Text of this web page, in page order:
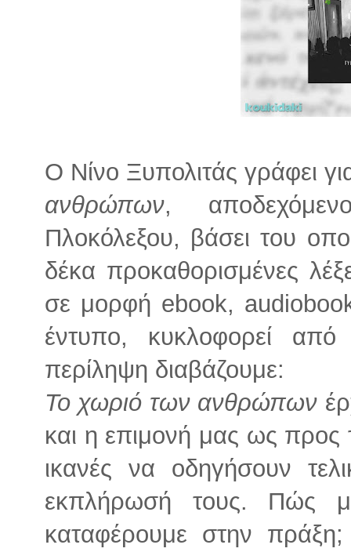
Ο Νίνο Ξυπολιτάς γράφει
ανθρώπων,
Πλοκόλεξου, βάσει του
δέκα προκαθορισμένες
σε μορφή ebook,
έντυπο, κυκλοφορεί από
περίληψη διαβάζουμε:
Το χωριό των ανθρώπων
και η επιμονή μας ως προς
ικανές να οδηγήσουν
εκπλήρωσή τους. Πώς
καταφέρουμε στην